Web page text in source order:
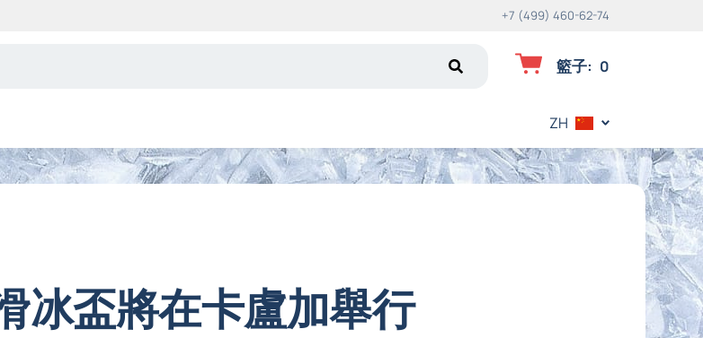
+7 (499) 460-62-74
籃子: 0
ZH
冰盃將在卡盧加舉行